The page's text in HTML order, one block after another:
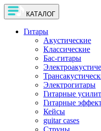
КАТАЛОГ
Гитары
Акустические
Классические
Бас-гитары
Электрогитары
Гитарные
Гитарные
Кейсы
guitar cases
Струны